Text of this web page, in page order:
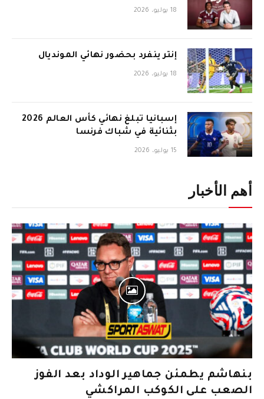
18 يوليو، 2026
إنتر ينفرد بحضور نهائي المونديال
18 يوليو، 2026
إسبانيا تبلغ نهائي كأس العالم 2026
بثنائية في شباك فرنسا
15 يوليو، 2026
أهم الأخبار
بنهاشم يطمئن جماهير الوداد بعد الفوز
الصعب على الكوكب المراكشي